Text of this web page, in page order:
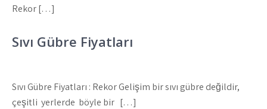
Rekor […]
Sıvı Gübre Fiyatları
Sıvı Gübre Fiyatları : Rekor Gelişim bir sıvı gübre değildir,
çeşitli yerlerde böyle bir […]